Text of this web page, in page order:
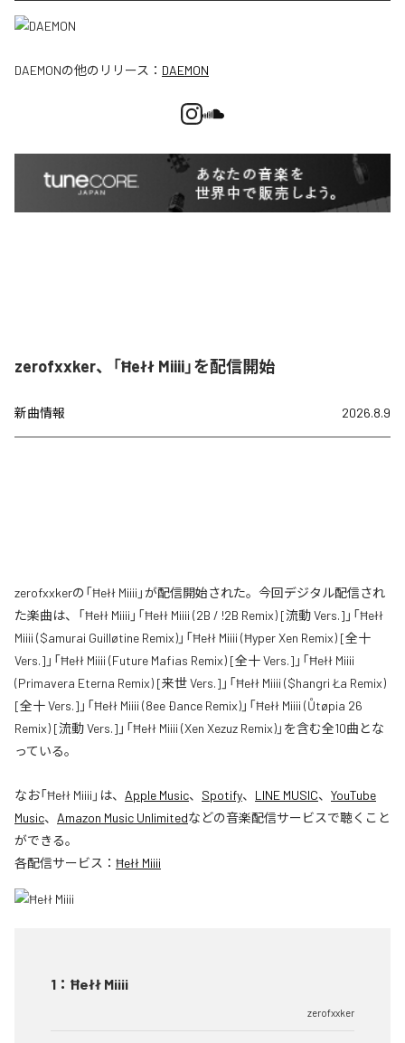
DAEMONの他のリリース： DAEMON
zerofxxker、「Ħełł Miiii」を配信開始
新曲情報 2026.8.9
zerofxxkerの「Ħełł Miiii」が配信開始された。今回デジタル配信され
た楽曲は、「Ħełł Miiii」「Ħełł Miiii (2B / !2B Remix) [流動 Vers.]」「Ħełł
Miiii ($amurai Guilløtine Remix)」「Ħełł Miiii (Ħyper Xen Remix) [全十
Vers.]」「Ħełł Miiii (Future Mafias Remix) [全十 Vers.]」「Ħełł Miiii
(Primavera Eterna Remix) [来世 Vers.]」「Ħełł Miiii ($hangri Ła Remix)
[全十 Vers.]」「Ħełł Miiii (8ee Ðance Remix)」「Ħełł Miiii (Ůtøpia 26
Remix) [流動 Vers.]」「Ħełł Miiii (Xen Xezuz Remix)」を含む全10曲とな
っている。
なお「Ħełł Miiii 」は、 Apple Music、 Spotify、 LINE MUSIC、 YouTube
Music、 Amazon Music Unlimitedなどの音楽配信サービスで聴くこと
ができる。
各配信サービス： Ħełł Miiii
1 ： Ħełł Miiii
zerofxxker